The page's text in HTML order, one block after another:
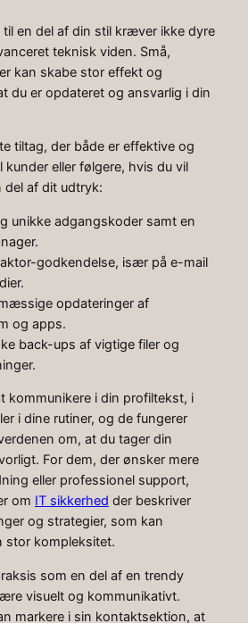
en del af din stil kræver ikke dyre
teknisk viden. Små,
kan skabe stor effekt og
du er opdateret og ansvarlig i din
tiltag, der både er effektive og
kunder eller følgere, hvis du vil
del af dit udtryk:
unikke adgangskoder samt en
godkendelse, især på e-mail
opdateringer af
og apps.
back-ups af vigtige filer og
kommunikere i din profiltekst, i
i dine rutiner, og de fungerer
om, at du tager din
For dem, der ønsker mere
eller professionel support,
om IT sikkerhed der beskriver
og strategier, som kan
stor kompleksitet.
som en del af en trendy
visuelt og kommunikativt.
markere i sin kontaktsektion, at